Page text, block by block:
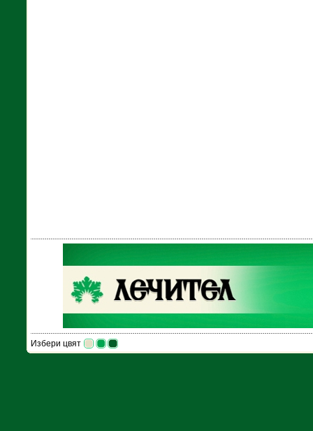
Избери цвят